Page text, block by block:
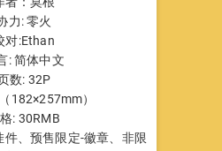
力: 零火
对:Ethan
: 简体中文
数: 32P
182×257mm）
: 30RMB
件、预售限定-徽章、非限